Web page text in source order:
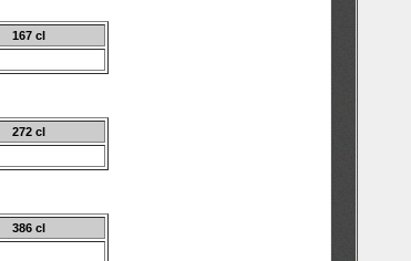
167 cl
272 cl
386 cl